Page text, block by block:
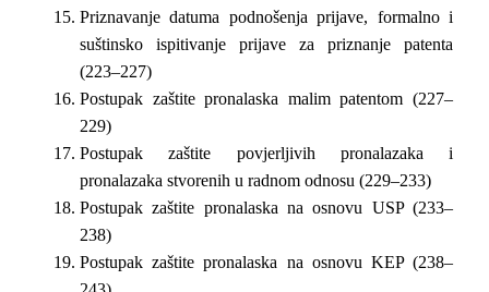
Priznavanje datuma podnošenja prijave, formalno i
suštinsko ispitivanje prijave za priznanje patenta
(223–227)
Postupak zaštite pronalaska malim patentom (227–
229)
Postupak zaštite povjerljivih pronalazaka i
pronalazaka stvorenih u radnom odnosu (229–233)
Postupak zaštite pronalaska na osnovu USP (233–
238)
Postupak zaštite pronalaska na osnovu KEP (238–